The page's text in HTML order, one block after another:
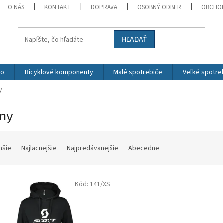
O NÁS KONTAKT DOPRAVA OSOBNÝ ODBER
HĽADAŤ
Bicyklové komponenty Malé spotrebiče Veľké
Najlacnejšie Najpredávanejšie Abecedne
Kód: 141/XS